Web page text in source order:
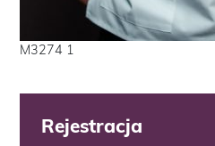
M3274 1
Rejestracja